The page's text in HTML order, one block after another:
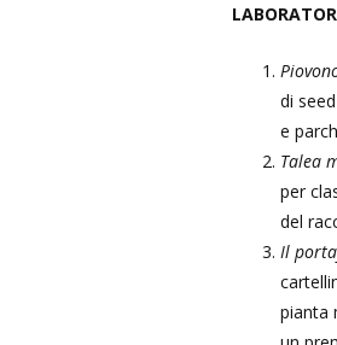
di
e
Talea
per
del
Il
pianta